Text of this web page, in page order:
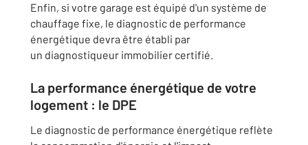
Enfin, si votre garage est équipé d'un système de
chauffage fixe, le diagnostic de performance
énergétique devra être établi par
un diagnostiqueur immobilier certifié.
La performance énergétique de votre
logement : le DPE
Le diagnostic de performance énergétique reflète